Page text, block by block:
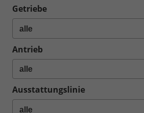
Getriebe
Antrieb
Ausstattungslinie